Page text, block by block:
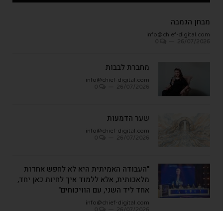
מבחן הגמבה
info@chief-digital.com
מחברת לבבות
info@chief-digital.com
שער הדמעות
info@chief-digital.com
"העבודה האמיתית היא לא לחפש אחדות
מלאכותית, אלא ללמוד איך לחיות כאן יחד,
אחד ליד השני, עם הוויכוחים"
info@chief-digital.com